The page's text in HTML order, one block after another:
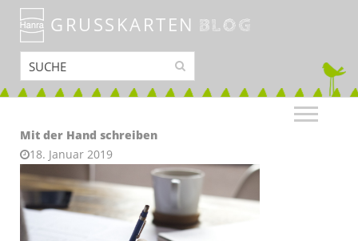
GRUSSKARTEN BLOG
Mit der Hand schreiben
18. Januar 2019